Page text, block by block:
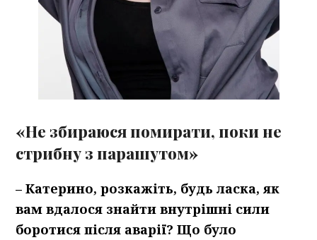
«Не збираюся помирати, поки не
стрибну з парашутом»
– Катерино, розкажіть, будь ласка, як
вам вдалося знайти внутрішні сили
боротися після аварії? Що було